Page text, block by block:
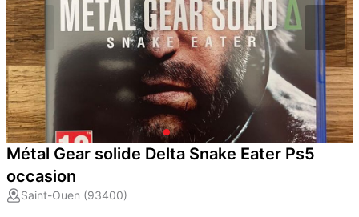
Métal Gear solide Delta Snake Eater Ps5
occasion
Saint-Ouen (93400)